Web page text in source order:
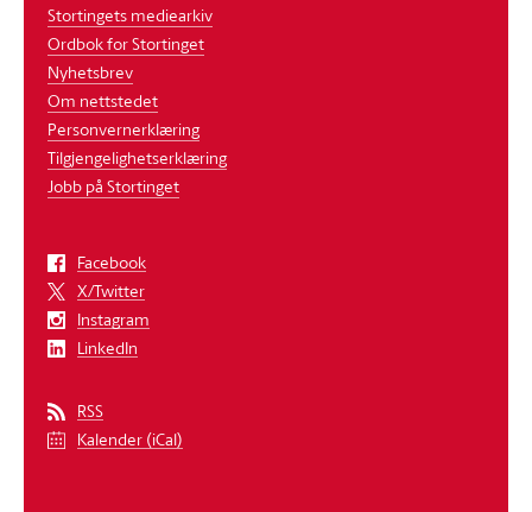
Stortingets mediearkiv
Ordbok for Stortinget
Nyhetsbrev
Om nettstedet
Personvernerklæring
Tilgjengelighetserklæring
Jobb på Stortinget
Facebook
X/Twitter
Instagram
LinkedIn
RSS
Kalender (iCal)